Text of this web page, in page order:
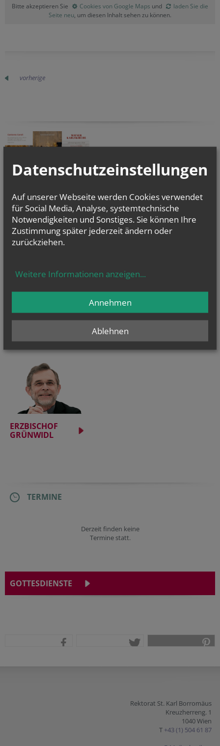
Bitte akzeptieren Sie
Cookies von Google Maps und
laden Sie die
Seite neu, um diesen Inhalt sehen zu können.
vorherige
JAHRESPROGRAMM 2024
NACHRICHTEN
Philosoph: Frage nach Sinn des Lebens...
Weinbau im Stift Klosterneuburg:...
Priesternationalelf feiert...
ERZBISCHOF
GRÜNWIDL
TERMINE
Derzeit finden keine
Termine statt.
GOTTESDIENSTE
Rektorat St. Karl Borromäus
Kreuzherreng. 1
1040 Wien
T +43 (1) 504 61 87
Datenschutzeinstellungen
Auf unserer Webseite werden Cookies verwendet
für Social Media, Analyse, systemtechnische
Notwendigkeiten und Sonstiges. Sie können Ihre
Zustimmung später jederzeit ändern oder
zurückziehen.
Weitere Informationen anzeigen...
Ablehnen
Annehmen